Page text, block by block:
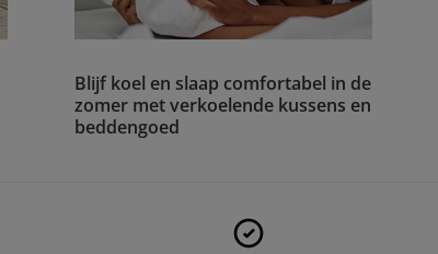
Blijf koel en slaap comfortabel in de
zomer met verkoelende kussens en
beddengoed